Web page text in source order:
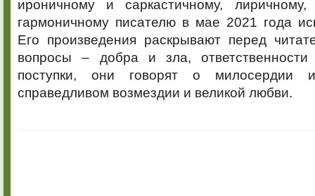
ироничному и саркастичному, лиричному,
гармоничному писателю в мае 2021 года
Его произведения раскрывают перед
вопросы – добра и зла,
поступки, они говорят о милосердии
справедливом возмездии и великой любви.